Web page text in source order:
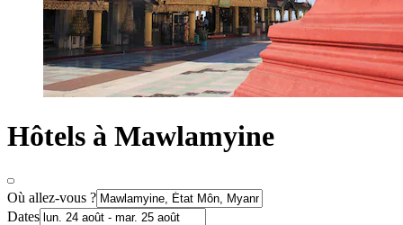
Hôtels à Mawlamyine
Où allez-vous ?
Dates